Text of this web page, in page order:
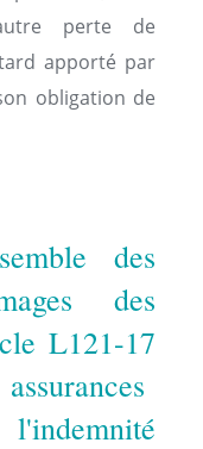
perte de
apporté par
obligation de
des
des
L121-17